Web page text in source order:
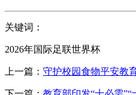
关键词：
2026年国际足联世界杯
上一篇： 守护校园食物平安教